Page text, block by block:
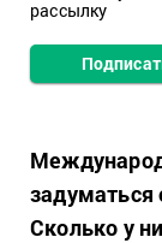
рассылку
Сколько у